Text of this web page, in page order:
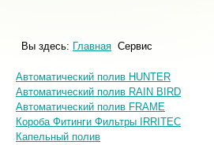
Вы здесь: Главная Сервис
Автоматический полив HUNTER
Автоматический полив RAIN BIRD
Автоматический полив FRAME
Короба Фитинги Фильтры IRRITEC
Капельный полив